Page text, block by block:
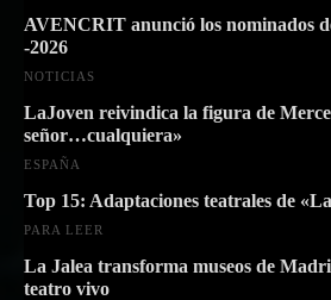
AVENCRIT anunció los nominados
-2026
NOTICIAS
LaJoven reivindica la figura de
señor…cualquiera»
ESPAÑA
Top 15: Adaptaciones teatrales de
PARA LEER
La Jalea transforma museos de
teatro vivo